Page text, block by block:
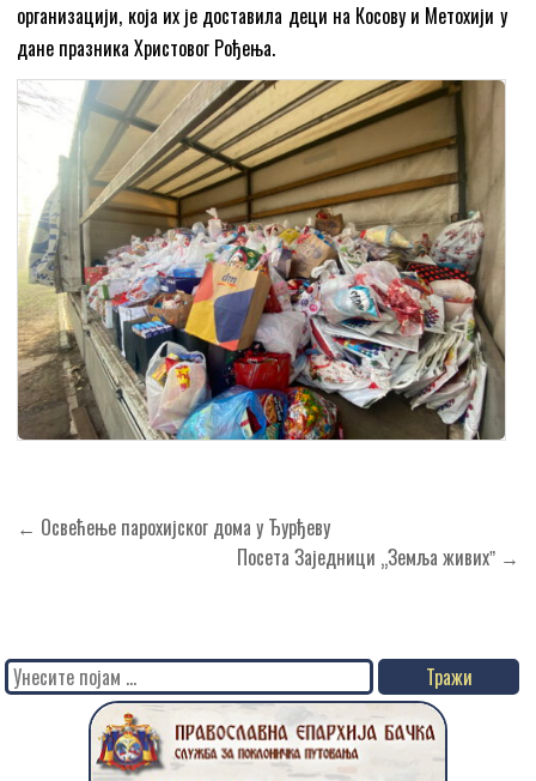
организацији, која их је доставила деци на Косову и Метохији у
дане празника Христовог Рођења.
Кретање
← Освећење парохијског дома у Ђурђеву
Посета Заједници „Земља живихˮ →
Search
for: